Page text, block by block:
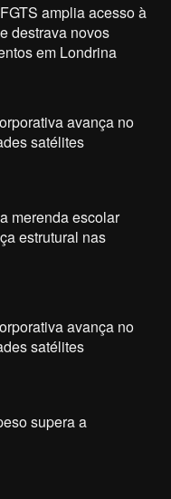
amplia acesso à
destrava novos
em Londrina
avança no
satélites
merenda escolar
estrutural nas
avança no
satélites
supera a